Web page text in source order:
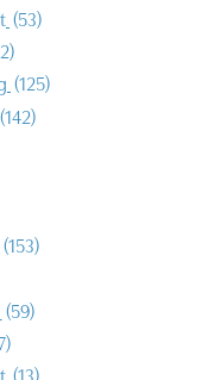
(53)
(125)
(142)
(153)
(59)